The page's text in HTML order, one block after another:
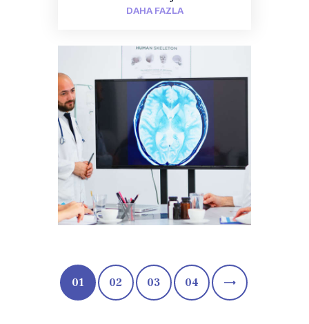
DAHA FAZLA
01 02 03 04
NEXT